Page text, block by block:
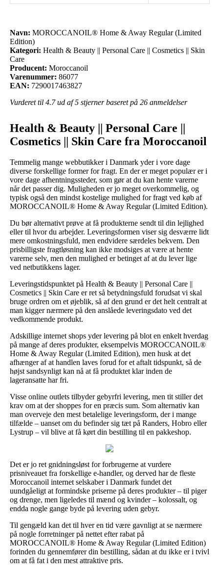
Navn: MOROCCANOIL® Home & Away Regular (Limited
Edition)
Kategori: Health & Beauty || Personal Care || Cosmetics || Skin
Care
Producent: Moroccanoil
Varenummer: 86077
EAN: 7290017463827
Vurderet til 4.7ud af 5 stjerner baseret på 26 anmeldelser
Health & Beauty || Personal Care ||
Cosmetics || Skin Care fra Moroccanoil
Temmelig mange webbutikker i Danmark yder i vore dage
diverse forskellige former for fragt. En der er meget populær er i
vore dage afhentningssteder, som gør at du kan hente varerne
når det passer dig. Muligheden er jo meget overkommelig, og
typisk også den mindst kostelige mulighed for fragt ved køb af
MOROCCANOIL® Home & Away Regular (Limited Edition).
Du bør alternativt prøve at få produkterne sendt til din lejlighed
eller til hvor du arbejder. Leveringsformen viser sig desværre lidt
mere omkostningsfuld, men endvidere særdeles bekvem. Den
prisbilligste fragtløsning kan ikke modsiges at være at hente
varerne selv, men den mulighed er betinget af at du lever lige
ved netbutikkens lager.
Leveringstidspunktet på Health & Beauty || Personal Care ||
Cosmetics || Skin Care er ret så betydningsfuld forudsat vi skal
bruge ordren om et øjeblik, så af den grund er det helt centralt at
man kigger nærmere på den anslåede leveringsdato ved det
vedkommende produkt.
Adskillige internet shops yder levering på blot en enkelt hverdag
på mange af deres produkter, eksempelvis MOROCCANOIL®
Home & Away Regular (Limited Edition), men husk at det
afhænger af at handlen laves forud for et aftalt tidspunkt, så de
højst sandsynligt kan nå at få produktet klar inden de
lageransatte har fri.
Visse online outlets tilbyder gebyrfri levering, men tit stiller det
krav om at der shoppes for en præcis sum. Som alternativ kan
man overveje den mest betalelige leveringsform, der i mange
tilfælde – uanset om du befinder sig tæt på Randers, Hobro eller
Lystrup – vil blive at få kørt din bestilling til en pakkeshop.
Det er jo ret gnidningsløst for forbrugerne at vurdere
prisniveauet fra forskellige e-handler, og derved har de fleste
Moroccanoil internet selskaber i Danmark fundet det
uundgåeligt at formindske priserne på deres produkter – til piger
og drenge, men ligeledes til mænd og kvinder – kolossalt, og
endda nogle gange byde på levering uden gebyr.
Til gengæld kan det til hver en tid være gavnligt at se nærmere
på nogle forretninger på nettet efter rabat på
MOROCCANOIL® Home & Away Regular (Limited Edition)
forinden du gennemfører din bestilling, sådan at du ikke er i tvivl
om at få fat i den mest attraktive pris.